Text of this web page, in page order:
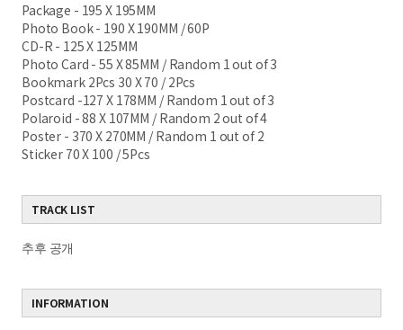
Package - 195 X 195MM
Photo Book - 190 X 190MM / 60P
CD-R - 125 X 125MM
Photo Card - 55 X 85MM / Random 1 out of 3
Bookmark 2Pcs 30 X 70 / 2Pcs
Postcard -127 X 178MM / Random 1 out of 3
Polaroid - 88 X 107MM / Random 2 out of 4
Poster - 370 X 270MM / Random 1 out of 2
Sticker 70 X 100 / 5Pcs
TRACK LIST
추후 공개
INFORMATION